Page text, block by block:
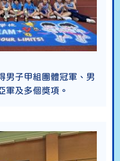
男子甲組團體冠軍、男
軍及多個獎項。